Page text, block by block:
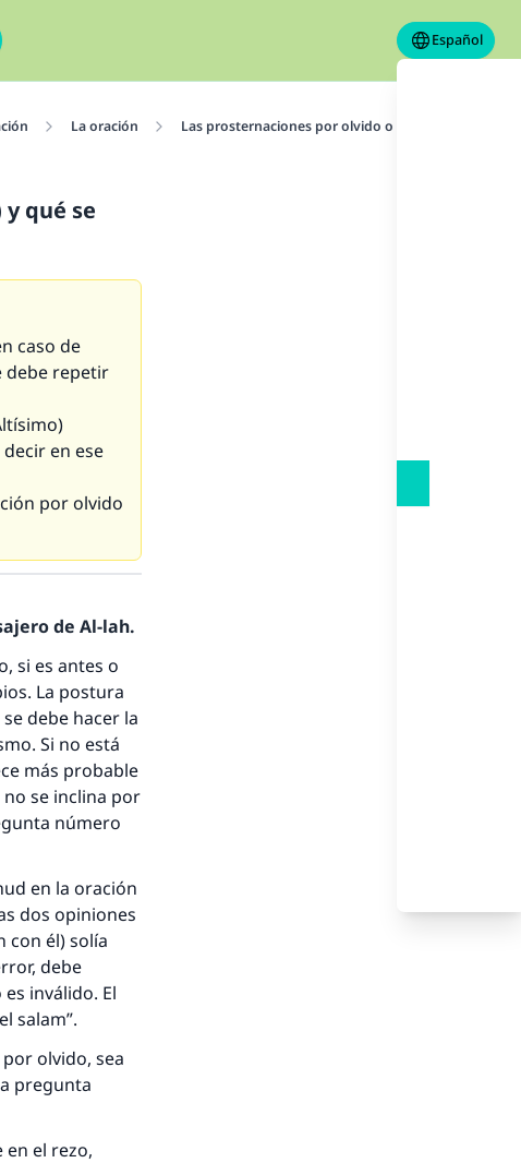
Español
La oración Las prosternaciones por olvido o equivocación
qué se
caso de
debe repetir
en ese
por olvido
de Al-lah.
si es antes o
La postura
debe hacer la
Si no está
más probable
no se inclina por
número
en la oración
dos opiniones
con él) solía
debe
inválido. El
salam”.
olvido, sea
pregunta
el rezo,